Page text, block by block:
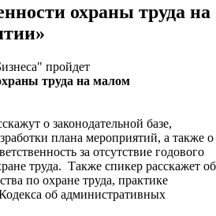
охраны труда на
пройдет
труда на малом
о законодательной базе,
плана мероприятий, а также о
за отсутствие годового
труда. Также спикер расскажет об
по охране труда, практике
об административных